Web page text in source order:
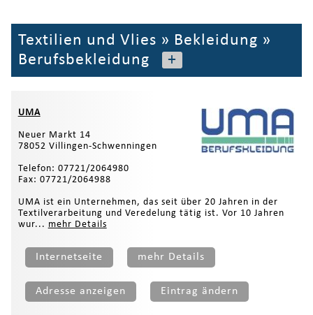
Textilien und Vlies » Bekleidung »
Berufsbekleidung
+
UMA
Neuer Markt 14
78052 Villingen-Schwenningen
Telefon: 07721/2064980
Fax: 07721/2064988
UMA ist ein Unternehmen, das seit über 20 Jahren in der
Textilverarbeitung und Veredelung tätig ist. Vor 10 Jahren
wur... mehr Details
Internetseite mehr Details
Adresse anzeigen Eintrag ändern